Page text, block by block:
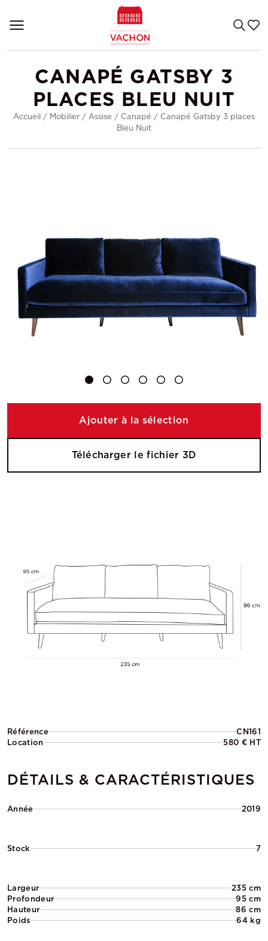
CANAPÉ GATSBY 3
PLACES BLEU NUIT
Accueil / Mobilier / Assise / Canapé / Canapé Gatsby 3 places
Bleu Nuit
Référence
CN161
Location
580 € HT
DÉTAILS & CARACTÉRISTIQUES
Année 2019
Stock 7
Largeur
235 cm
Profondeur
95 cm
Hauteur
86 cm
Poids
64 kg
Ajouter à la sélection
Télécharger le fichier 3D